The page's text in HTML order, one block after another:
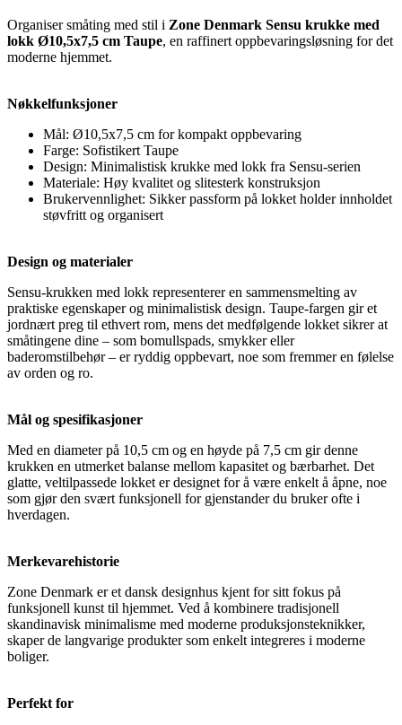
Organiser småting med stil i Zone Denmark Sensu krukke med
lokk Ø10,5x7,5 cm Taupe, en raffinert oppbevaringsløsning for det
moderne hjemmet.
Nøkkelfunksjoner
Mål: Ø10,5x7,5 cm for kompakt oppbevaring
Farge: Sofistikert Taupe
Design: Minimalistisk krukke med lokk fra Sensu-serien
Materiale: Høy kvalitet og slitesterk konstruksjon
Brukervennlighet: Sikker passform på lokket holder innholdet
støvfritt og organisert
Design og materialer
Sensu-krukken med lokk representerer en sammensmelting av
praktiske egenskaper og minimalistisk design. Taupe-fargen gir et
jordnært preg til ethvert rom, mens det medfølgende lokket sikrer at
småtingene dine – som bomullspads, smykker eller
baderomstilbehør – er ryddig oppbevart, noe som fremmer en følelse
av orden og ro.
Mål og spesifikasjoner
Med en diameter på 10,5 cm og en høyde på 7,5 cm gir denne
krukken en utmerket balanse mellom kapasitet og bærbarhet. Det
glatte, veltilpassede lokket er designet for å være enkelt å åpne, noe
som gjør den svært funksjonell for gjenstander du bruker ofte i
hverdagen.
Merkevarehistorie
Zone Denmark er et dansk designhus kjent for sitt fokus på
funksjonell kunst til hjemmet. Ved å kombinere tradisjonell
skandinavisk minimalisme med moderne produksjonsteknikker,
skaper de langvarige produkter som enkelt integreres i moderne
boliger.
Perfekt for